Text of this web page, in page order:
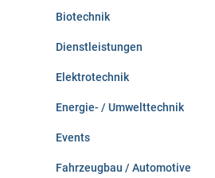
Biotechnik
Dienstleistungen
Elektrotechnik
Energie- / Umwelttechnik
Events
Fahrzeugbau / Automotive